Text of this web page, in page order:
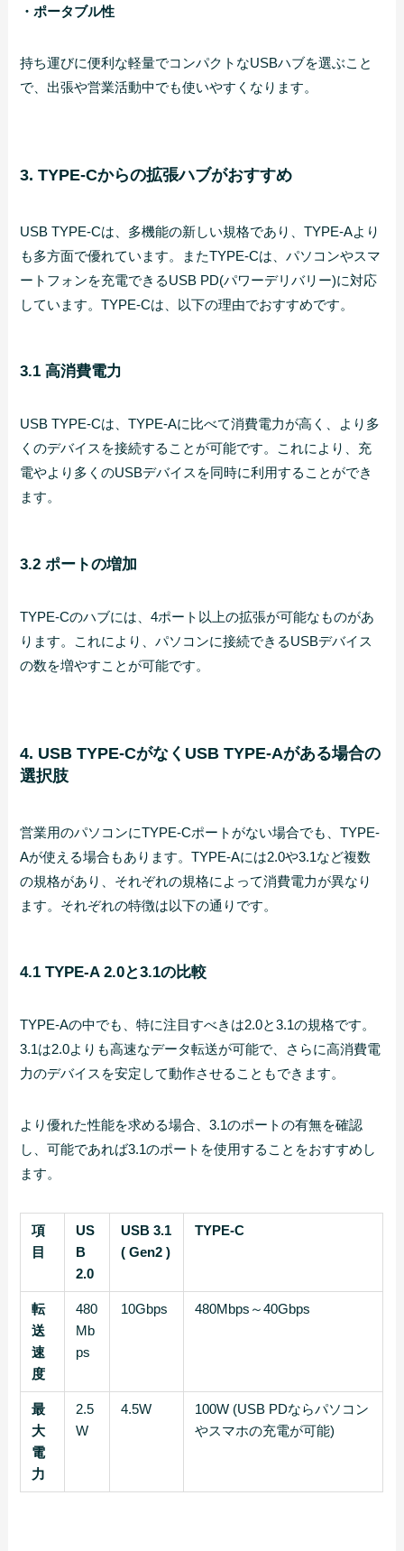
・ポータブル性
持ち運びに便利な軽量でコンパクトなUSBハブを選ぶこと
で、出張や営業活動中でも使いやすくなります。
3. TYPE-Cからの拡張ハブがおすすめ
USB TYPE-Cは、多機能の新しい規格であり、TYPE-Aより
も多方面で優れています。またTYPE-Cは、パソコンやスマ
ートフォンを充電できるUSB PD(パワーデリバリー)に対応
しています。TYPE-Cは、以下の理由でおすすめです。
3.1 高消費電力
USB TYPE-Cは、TYPE-Aに比べて消費電力が高く、より多
くのデバイスを接続することが可能です。これにより、充
電やより多くのUSBデバイスを同時に利用することができ
ます。
3.2 ポートの増加
TYPE-Cのハブには、4ポート以上の拡張が可能なものがあ
ります。これにより、パソコンに接続できるUSBデバイス
の数を増やすことが可能です。
4. USB TYPE-CがなくUSB TYPE-Aがある場合の
選択肢
営業用のパソコンにTYPE-Cポートがない場合でも、TYPE-
Aが使える場合もあります。TYPE-Aには2.0や3.1など複数
の規格があり、それぞれの規格によって消費電力が異なり
ます。それぞれの特徴は以下の通りです。
4.1 TYPE-A 2.0と3.1の比較
TYPE-Aの中でも、特に注目すべきは2.0と3.1の規格です。
3.1は2.0よりも高速なデータ転送が可能で、さらに高消費電
力のデバイスを安定して動作させることもできます。
より優れた性能を求める場合、3.1のポートの有無を確認
し、可能であれば3.1のポートを使用することをおすすめし
ます。
項
目
US
B
2.0
USB 3.1
( Gen2 )
TYPE-C
転
送
速
度
480
Mb
ps
10Gbps 480Mbps～40Gbps
最
大
電
力
2.5
W
4.5W
100W (USB PDならパソコン
やスマホの充電が可能)